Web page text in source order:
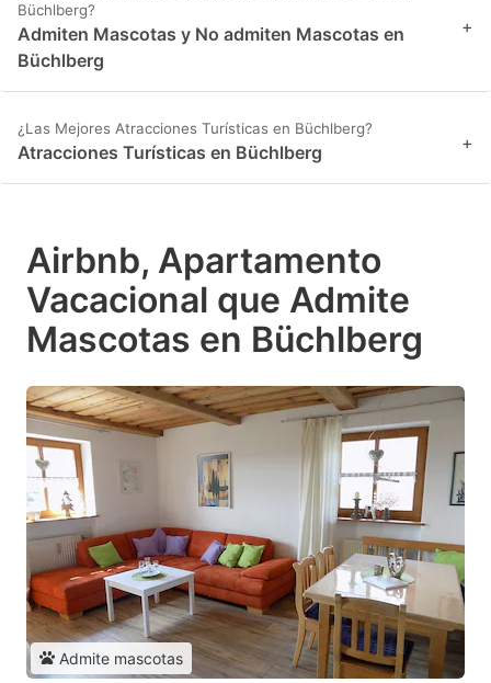
Büchlberg?
Admiten Mascotas y No admiten Mascotas en
Büchlberg
+
¿Las Mejores Atracciones Turísticas en Büchlberg?
Atracciones Turísticas en Büchlberg +
Airbnb, Apartamento
Vacacional que Admite
Mascotas en Büchlberg
Admite mascotas